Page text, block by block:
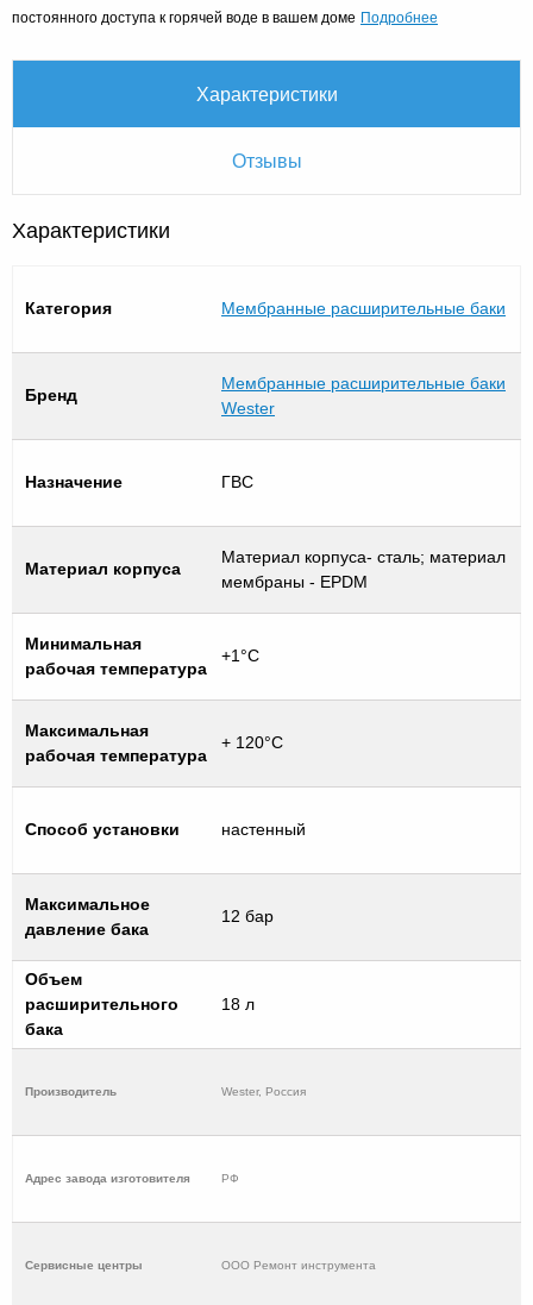
постоянного доступа к горячей воде в вашем доме Подробнее
Характеристики
Отзывы
Характеристики
Категория Мембранные расширительные баки
Бренд
Мембранные расширительные баки
Wester
Назначение ГВС
Материал корпуса
Материал корпуса- сталь; материал
мембраны - EPDM
Минимальная
рабочая температура
+1°С
Максимальная
рабочая температура
+ 120°С
Способ установки настенный
Максимальное
давление бака
12 бар
Объем
расширительного
бака
18 л
Производитель Wester, Россия
Адрес завода изготовителя РФ
Cервисные центры ООО Ремонт инструмента